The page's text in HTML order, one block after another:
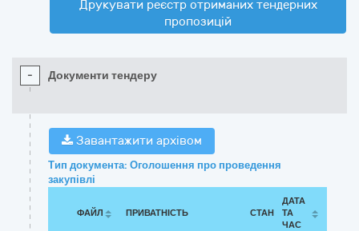
Друкувати реєстр отриманих тендерних
пропозицій
- Документи тендеру
Завантажити архівом
Тип документа: Оголошення про проведення
закупівлі
ФАЙЛ ПРИВАТНІСТЬ СТАН
ДАТА
ТА
ЧАС